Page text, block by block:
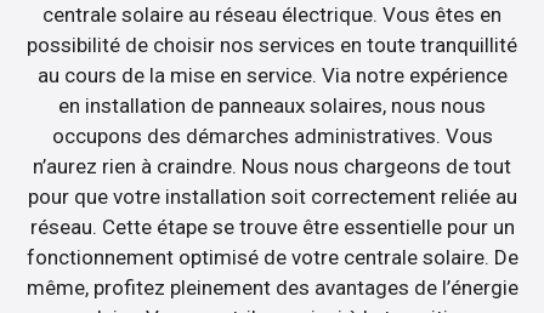
centrale solaire au réseau électrique. Vous êtes en
possibilité de choisir nos services en toute tranquillité
au cours de la mise en service. Via notre expérience
en installation de panneaux solaires, nous nous
occupons des démarches administratives. Vous
n’aurez rien à craindre. Nous nous chargeons de tout
pour que votre installation soit correctement reliée au
réseau. Cette étape se trouve être essentielle pour un
fonctionnement optimisé de votre centrale solaire. De
même, profitez pleinement des avantages de l’énergie